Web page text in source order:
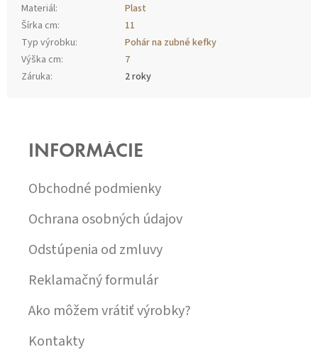
Materiál:
Plast
Šírka cm:
11
Typ výrobku:
Pohár na zubné kefky
Výška cm:
7
Záruka:
2 roky
INFORMÁCIE
Obchodné podmienky
Ochrana osobných údajov
Odstúpenia od zmluvy
Reklamačný formulár
Ako môžem vrátiť výrobky?
Kontakty